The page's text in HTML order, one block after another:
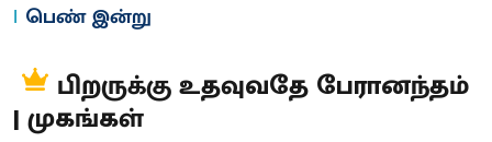
பெண் இன்று
பிறருக்கு உதவுவதே பேரானந்தம்
| முகங்கள்